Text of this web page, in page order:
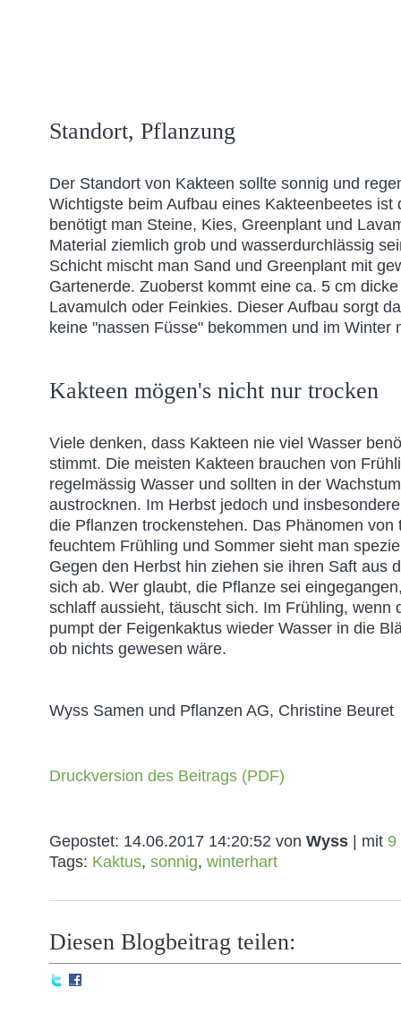
Standort, Pflanzung
Der Standort von Kakteen sollte sonnig und
Wichtigste beim Aufbau eines Kakteenbeetes ist
benötigt man Steine, Kies, Greenplant und
Material ziemlich grob und wasserdurchlässig
Schicht mischt man Sand und Greenplant mit
Gartenerde. Zuoberst kommt eine ca. 5 cm
Lavamulch oder Feinkies. Dieser Aufbau sorgt
keine "nassen Füsse" bekommen und im Winter
Kakteen mögen's nicht nur trocken
Viele denken, dass Kakteen nie viel Wasser
stimmt. Die meisten Kakteen brauchen von
regelmässig Wasser und sollten in der
austrocknen. Im Herbst jedoch und
die Pflanzen trockenstehen. Das Phänomen von
feuchtem Frühling und Sommer sieht man
Gegen den Herbst hin ziehen sie ihren Saft aus
sich ab. Wer glaubt, die Pflanze sei
schlaff aussieht, täuscht sich. Im Frühling, wenn
pumpt der Feigenkaktus wieder Wasser in die
ob nichts gewesen wäre.
Wyss Samen und Pflanzen AG, Christine Beuret
Druckversion des Beitrags (PDF)
Gepostet: 14.06.2017 14:20:52 von Wyss | mit 9
Tags: Kaktus, sonnig, winterhart
Diesen Blogbeitrag teilen: